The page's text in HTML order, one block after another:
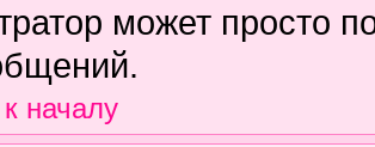
может просто
началу